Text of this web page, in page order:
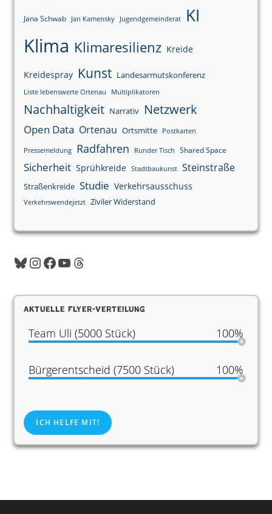
Jana Schwab Jan Kamensky Jugendgemeinderat KI
Klima Klimaresilienz Kreide
Kreidespray Kunst Landesarmutskonferenz
Liste lebenswerte Ortenau Multiplikatoren
Nachhaltigkeit Narrativ Netzwerk
Open Data Ortenau Ortsmitte Postkarten
Pressemeldung Radfahren Runder Tisch Shared Space
Sicherheit Sprühkreide Stadtbaukunst Steinstraße
Straßenkreide Studie Verkehrsausschuss
Verkehrswendejetzt Ziviler Widerstand
BlueskyInstagram
Facebook
YouTubeThreads
Aktuelle Flyer-Verteilung
Team Uli (5000 Stück) 100%
Bürgerentscheid (7500 Stück) 100%
ICH HELFE MIT!